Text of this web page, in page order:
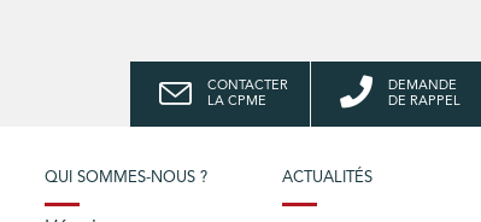
CONTACTER
LA CPME
DEMANDE
DE RAPPEL
QUI SOMMES-NOUS ? ACTUALITÉS